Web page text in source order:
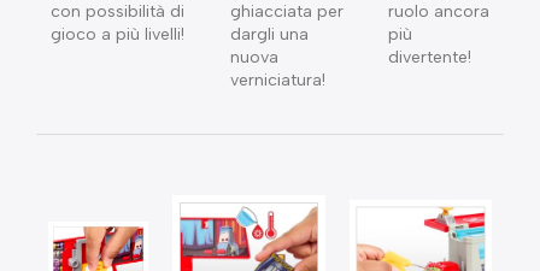
con possibilità di
gioco a più livelli!
ghiacciata per
dargli una
nuova
verniciatura!
ruolo ancora
più
divertente!